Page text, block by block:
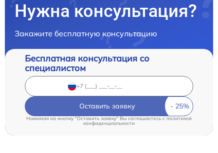
Нужна консультация?
Закажите бесплатную консультацию
Бесплатная консультация со
специалистом
Оставить заявку
Нажимая на кнопку "Оставить заявку" Вы соглашаетесь cполитикой
конфиденциальности